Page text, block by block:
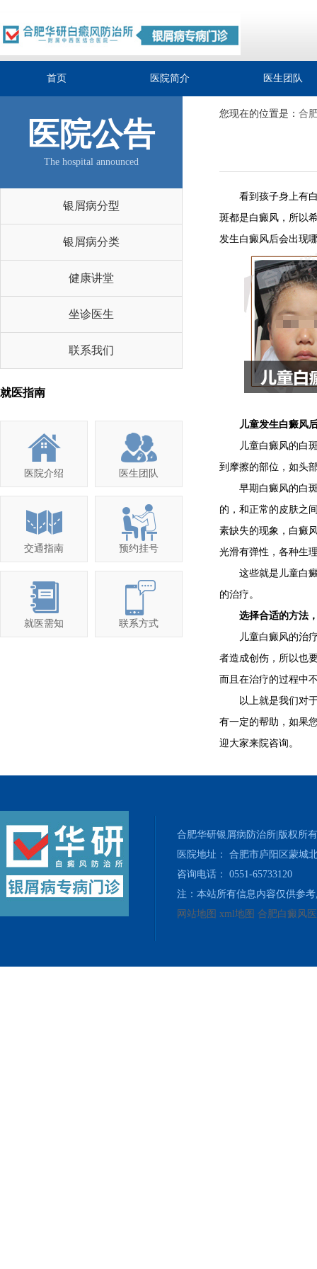
首页 医院简介 医生团队
医院公告
The hospital announced
银屑病分型
银屑病分类
健康讲堂
坐诊医生
联系我们
就医指南
医院介绍 医生团队
交通指南 预约挂号
就医需知 联系方式
您现在的位置是： 合
看到孩子身上有白
斑都是白癜风，所以
发生白癜风后会出现
儿童发生白癜风后
儿童白癜风的白斑
到摩擦的部位，如头
早期白癜风的白斑
的，和正常的皮肤之
素缺失的现象，白癜
光滑有弹性，各种生
这些就是儿童白癜
的治疗。
选择合适的方法，
儿童白癜风的治疗
者造成创伤，所以也
而且在治疗的过程中
以上就是我们对于“
有一定的帮助，如果
迎大家来院咨询。
合肥华研银屑病防治所|版权所有
医院地址： 合肥市庐阳区蒙城
咨询电话： 0551-65733120
注：本站所有信息内容仅供参
网站地图 xml地图 合肥白癜风